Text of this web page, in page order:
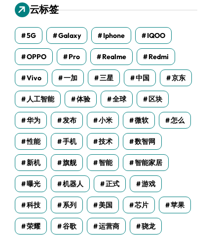
云标签
5G Galaxy Iphone IQOO
OPPO Pro Realme Redmi
Vivo 一加 三星 中国 京东
人工智能 体验 全球 区块
华为 发布 小米 微软 怎么
性能 手机 技术 数智网
新机 旗舰 智能 智能家居
曝光 机器人 正式 游戏
科技 系列 美国 芯片 苹果
荣耀 谷歌 运营商 骁龙